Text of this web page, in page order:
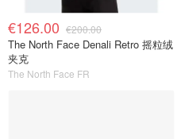
€126.00 €200.00
The North Face Denali Retro 摇粒绒
夹克
The North Face FR